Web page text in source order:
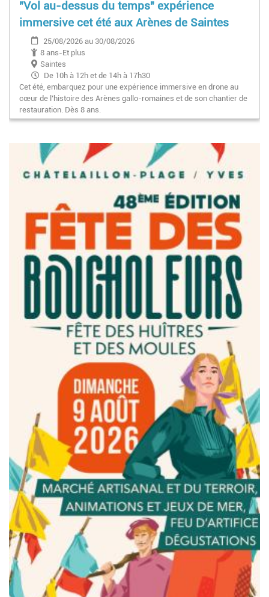
"Vol au-dessus du temps" expérience
immersive cet été aux Arènes de Saintes
25/08/2026 au 30/08/2026
8 ans-Et plus
Saintes
De 10h à 12h et de 14h à 17h30
Cet été, embarquez pour une expérience immersive en drone au
cœur de l’histoire des Arènes gallo-romaines et de son chantier de
restauration. Dès 8 ans.